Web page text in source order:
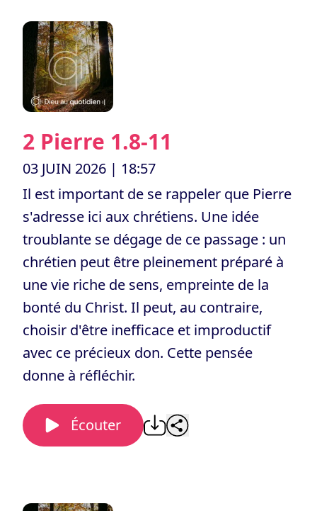
2 Pierre 1.8-11
03 JUIN 2026 | 18:57
Il est important de se rappeler que Pierre
s'adresse ici aux chrétiens. Une idée
troublante se dégage de ce passage : un
chrétien peut être pleinement préparé à
une vie riche de sens, empreinte de la
bonté du Christ. Il peut, au contraire,
choisir d'être inefficace et improductif
avec ce précieux don. Cette pensée
donne à réfléchir.
Écouter